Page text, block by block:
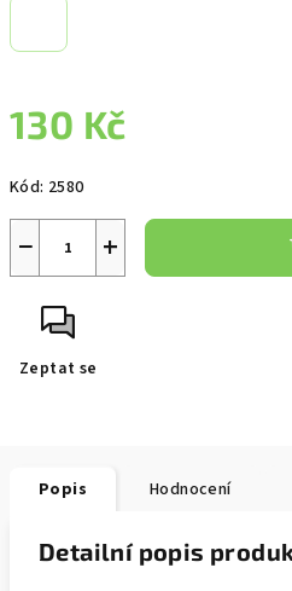
130 Kč
cena:
Kód: 2580
+
−
Zeptat se
Popis Hodnocení
Detailní popis